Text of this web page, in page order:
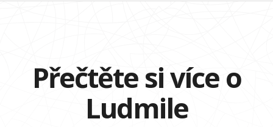
Přečtěte si více o
Ludmile